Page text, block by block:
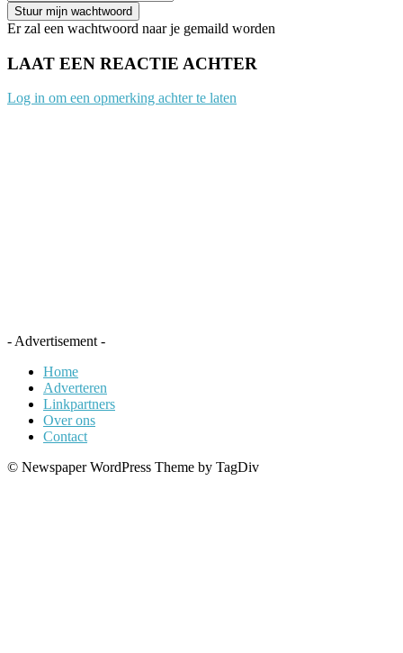
Er zal een wachtwoord naar je gemaild worden
LAAT EEN REACTIE ACHTER
Log in om een opmerking achter te laten
- Advertisement -
Home
Adverteren
Linkpartners
Over ons
Contact
© Newspaper WordPress Theme by TagDiv